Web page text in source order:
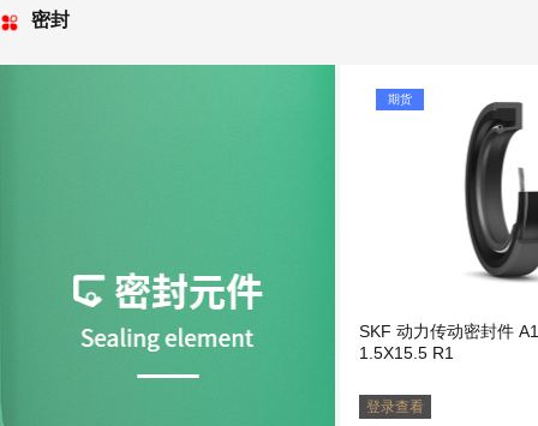
密封
期货
SKF 动力传动密封件
1.5X15.5 R1
登录查看